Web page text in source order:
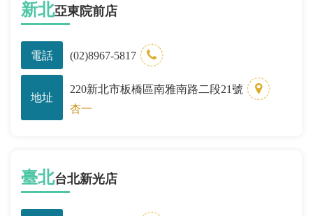
新北亞東院前店
電話 (02)8967-5817
地址
220新北市板橋區南雅南路二段21號
杏一
臺北台北新光店